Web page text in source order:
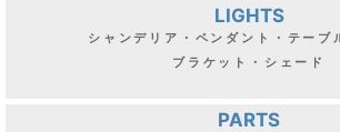
LIGHTS
シャンデリア・ペンダント・テーブ
ブラケット・シェード
PARTS